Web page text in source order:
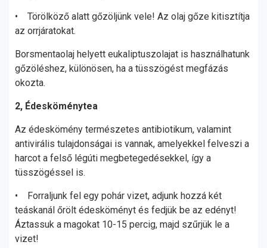
• Törölköző alatt gőzöljünk vele! Az olaj gőze kitisztítja
az orrjáratokat.
Borsmentaolaj helyett eukaliptuszolajat is használhatunk
gőzöléshez, különösen, ha a tüsszögést megfázás
okozta.
2, Édesköménytea
Az édeskömény természetes antibiotikum, valamint
antivirális tulajdonságai is vannak, amelyekkel felveszi a
harcot a felső légúti megbetegedésekkel, így a
tüsszögéssel is.
• Forraljunk fel egy pohár vizet, adjunk hozzá két
teáskanál őrölt édesköményt és fedjük be az edényt!
Áztassuk a magokat 10-15 percig, majd szűrjük le a
vizet!